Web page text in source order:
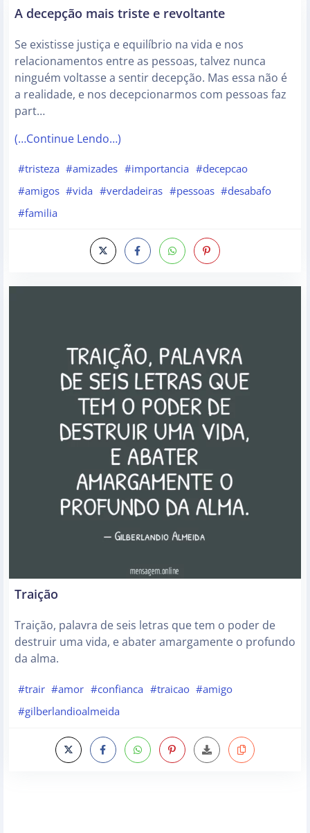
A decepção mais triste e revoltante
Se existisse justiça e equilíbrio na vida e nos
relacionamentos entre as pessoas, talvez nunca
ninguém voltasse a sentir decepção. Mas essa não é
a realidade, e nos decepcionarmos com pessoas faz
part…
(…Continue Lendo…)
#tristeza #amizades #importancia #decepcao
#amigos #vida #verdadeiras #pessoas #desabafo
#familia
Traição
Traição, palavra de seis letras que tem o poder de
destruir uma vida, e abater amargamente o profundo
da alma.
#trair #amor #confianca #traicao #amigo
#gilberlandioalmeida